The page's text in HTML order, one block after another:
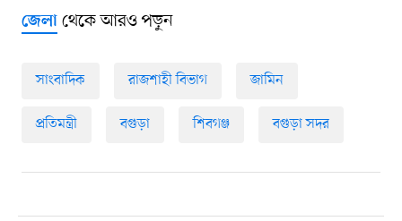
জেলাথেকে আরও পড়ুন
সাংবাদিক রাজশাহী বিভাগ জামিন
প্রতিমন্ত্রী বগুড়া শিবগঞ্জ বগুড়া সদর